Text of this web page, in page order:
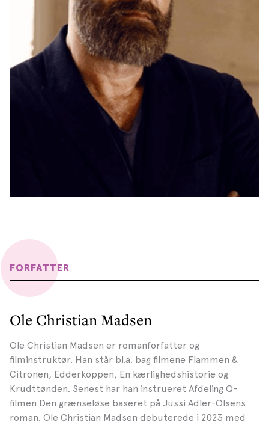
FORFATTER
Ole Christian Madsen
Ole Christian Madsen er romanforfatter og
filminstruktør. Han står bl.a. bag filmene Flammen &
Citronen, Edderkoppen, En kærlighedshistorie og
Krudttønden. Senest har han instrueret Afdeling Q-
filmen Den grænseløse baseret på Jussi Adler-Olsens
roman. Ole Christian Madsen debuterede i 2023 med